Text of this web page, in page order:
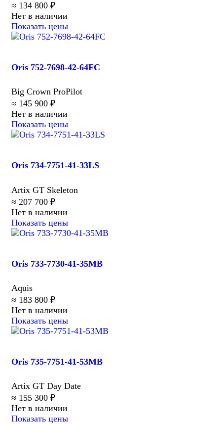
≈ 134 800 ₽
Нет в наличии
Показать цены
Oris 752-7698-42-64FC
Big Crown ProPilot
≈ 145 900 ₽
Нет в наличии
Показать цены
Oris 734-7751-41-33LS
Artix GT Skeleton
≈ 207 700 ₽
Нет в наличии
Показать цены
Oris 733-7730-41-35MB
Aquis
≈ 183 800 ₽
Нет в наличии
Показать цены
Oris 735-7751-41-53MB
Artix GT Day Date
≈ 155 300 ₽
Нет в наличии
Показать цены